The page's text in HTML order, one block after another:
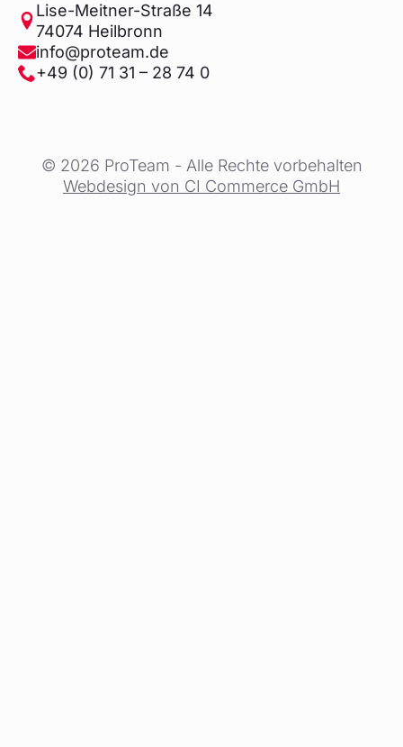
Lise-Meitner-Straße 14
74074 Heilbronn
info@proteam.de
+49 (0) 71 31 – 28 74 0
© 2026 ProTeam - Alle Rechte vorbehalten
Webdesign von CI Commerce GmbH